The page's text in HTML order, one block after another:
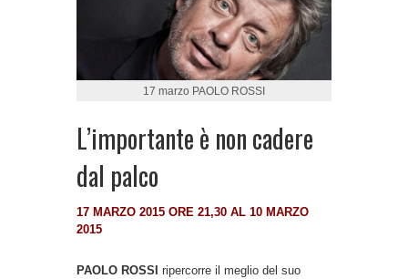
17 marzo PAOLO ROSSI
L’importante è non cadere
dal palco
17 MARZO 2015 ORE 21,30 AL 10 MARZO
2015
PAOLO ROSSI ripercorre il meglio del suo